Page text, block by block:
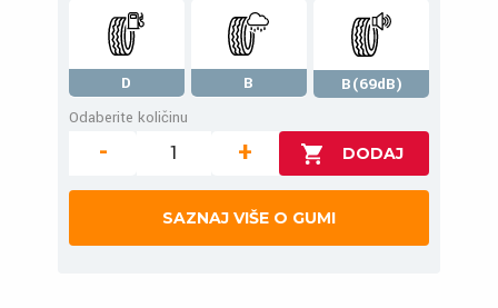
D B
B(69dB)
Odaberite količinu
- +
SAZNAJ VIŠE O GUMI